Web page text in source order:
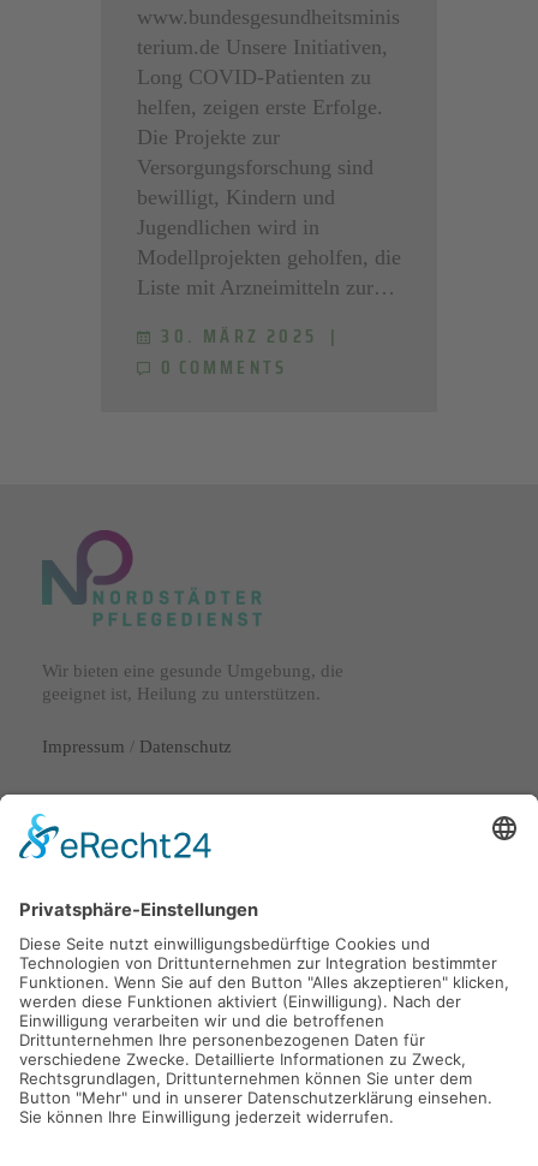
www.bundesgesundheitsminis
terium.de Unsere Initiativen,
Long COVID-Patienten zu
helfen, zeigen erste Erfolge.
Die Projekte zur
Versorgungsforschung sind
bewilligt, Kindern und
Jugendlichen wird in
Modellprojekten geholfen, die
Liste mit Arzneimitteln zur…
30. MÄRZ 2025
0 COMMENTS
Wir bieten eine gesunde Umgebung, die
geeignet ist, Heilung zu unterstützen.
Impressum / Datenschutz
Lange Laube 29
30159 Hannover
info@nordstaedter-pflegedienst.de
0511 53072720